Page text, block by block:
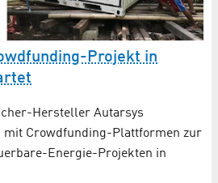
Projekt in
Hersteller Autarsys
mit Crowdfunding-Plattformen zur
Energie-Projekten in